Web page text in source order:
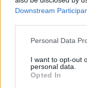
Downstream
Personal Data
I want to opt-out
personal data.
Opted In